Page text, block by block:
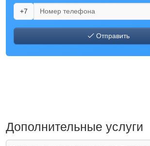
+7
Отправить
Дополнительные услуги